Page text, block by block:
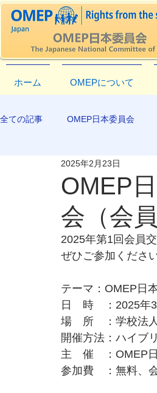
ホーム OMEPについて
全ての記事 OMEP日本委員会
EXCO-COMMUNICATION
OMEP
会（会
2025年2月23日
2025年第1回会員
ぜひご参加くださ
テーマ：OMEP日
日　時　：2025年
場　所　：学校法
開催方法：ハイブ
主　催　：OMEP
参加費　：無料、